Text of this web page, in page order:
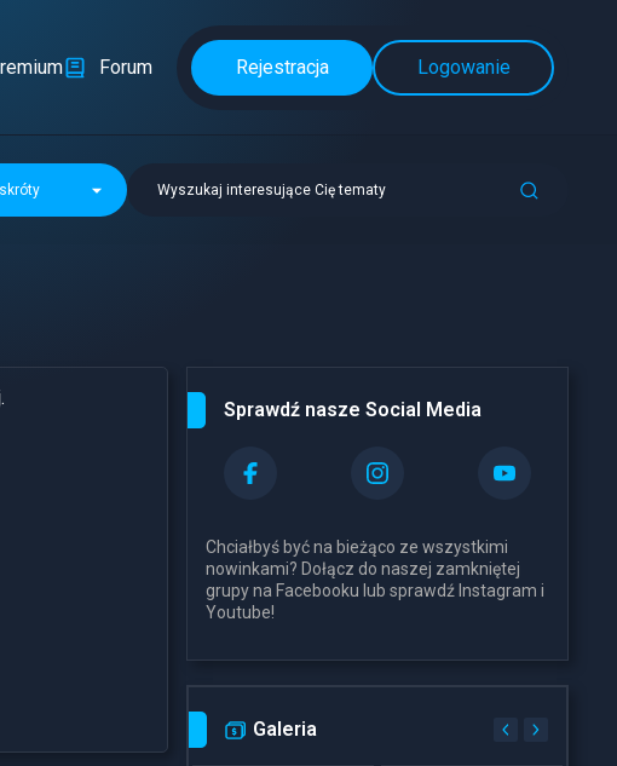
Forum Rejestracja Logowanie
Wyszukaj interesujące Cię tematy
Sprawdź nasze Social Media
Chciałbyś być na bieżąco ze wszystkimi
nowinkami? Dołącz do naszej zamkniętej
grupy na Facebooku lub sprawdź Instagram i
Youtube!
Galeria